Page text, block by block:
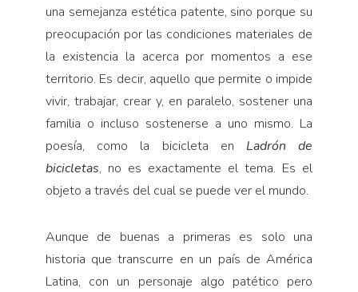
una semejanza estética patente, sino porque su
preocupación por las condiciones materiales de
la existencia la acerca por momentos a ese
territorio. Es decir, aquello que permite o impide
vivir, trabajar, crear y, en paralelo, sostener una
familia o incluso sostenerse a uno mismo. La
poesía, como la bicicleta en Ladrón de
bicicletas, no es exactamente el tema. Es el
objeto a través del cual se puede ver el mundo.
Aunque de buenas a primeras es solo una
historia que transcurre en un país de América
Latina, con un personaje algo patético pero